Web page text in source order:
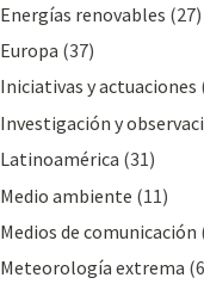
Energías renovables (27)
Europa (37)
Iniciativas y actuaciones
Investigación y
Latinoamérica (31)
Medio ambiente (11)
Medios de comunicación
Meteorologí­a extrema